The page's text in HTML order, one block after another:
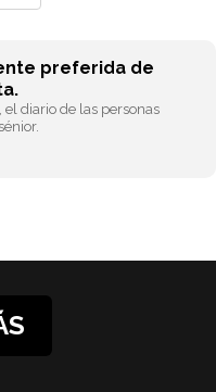
preferida de
diario de las personas